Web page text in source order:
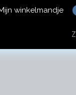
winkelmandje